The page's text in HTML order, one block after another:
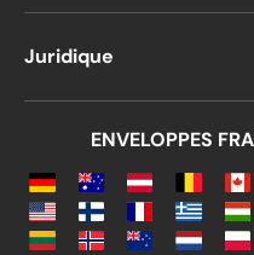
Juridique
ENVELOPPES